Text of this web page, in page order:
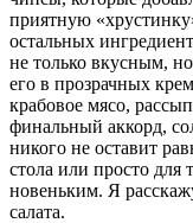
приятную
остальных
не только вкусным,
его в прозрачных
крабовое мясо,
финальный аккорд,
никого не оставит
стола или просто для
новеньким. Я
салата.